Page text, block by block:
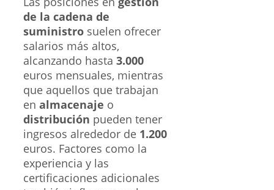
de la cadena de
suministro suelen ofrecer
salarios más altos,
alcanzando hasta 3.000
euros mensuales, mientras
que aquellos que trabajan
en almacenaje o
distribución pueden tener
ingresos alrededor de 1.200
euros. Factores como la
experiencia y las
certificaciones adicionales